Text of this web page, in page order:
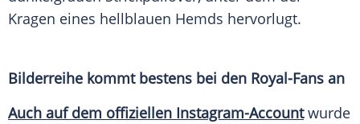
Kragen eines hellblauen Hemds hervorlugt.
Bilderreihe kommt bestens bei den Royal-Fans an
Auch auf dem offiziellen Instagram-Accountwurde